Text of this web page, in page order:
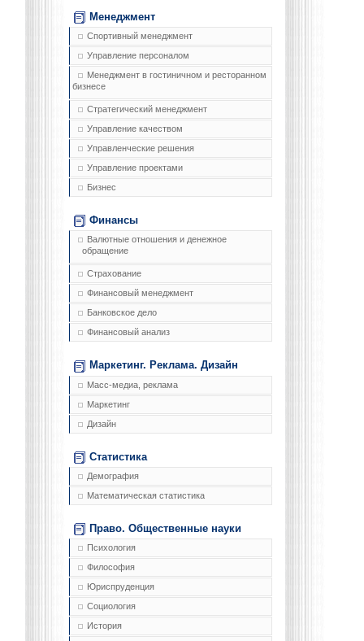
Менеджмент
Спортивный менеджмент
Управление персоналом
Менеджмент в гостиничном и ресторанном
бизнесе
Стратегический менеджмент
Управление качеством
Управленческие решения
Управление проектами
Бизнес
Финансы
Валютные отношения и денежное
обращение
Страхование
Финансовый менеджмент
Банковское дело
Финансовый анализ
Маркетинг. Реклама. Дизайн
Масс-медиа, реклама
Маркетинг
Дизайн
Статистика
Демография
Математическая статистика
Право. Общественные науки
Психология
Философия
Юриспруденция
Социология
История